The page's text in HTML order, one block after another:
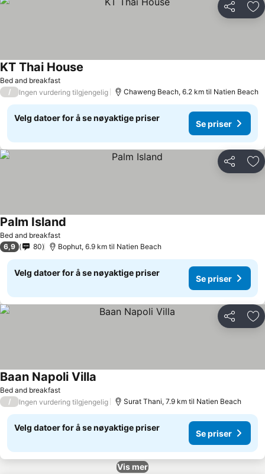
Del
Bed and breakfast
KT Thai House
/ Ingen vurdering tilgjengelig Chaweng Beach, 6.2 km til Natien Beach
Velg datoer for å se nøyaktige priser
Se priser
Del
Bed and breakfast
Palm Island
6,9 80 Bophut, 6.9 km til Natien Beach
Velg datoer for å se nøyaktige priser
Se priser
Del
Bed and breakfast
Baan Napoli Villa
/ Ingen vurdering tilgjengelig Surat Thani, 7.9 km til Natien Beach
Velg datoer for å se nøyaktige priser
Se priser
Vis mer